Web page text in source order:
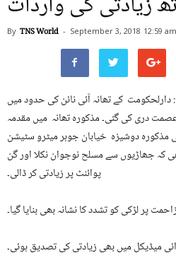
By TNS World - September 3, 2018 12:59 am
این ایس): دارلحکومت کے تھانہ آئی نائن کی حدود میں
دری کی گئی۔ مذکورہ تھانہ میں مقدمہ
دوشیزہ خیابان جوہر میٹرو سٹیشن
جھاڑیوں سے مسلح نوجوان نکلا اور گن
پوائنٹ پر زیادتی کر ڈالی۔
پر لڑکی کو تشدد کا نشانہ بھی بنایا گیا۔
میڈیکل میں بھی زیادتی کی تصدیق ہوئی۔